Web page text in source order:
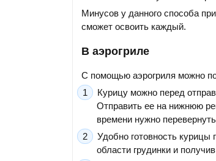
Минусов у данного способа
сможет освоить каждый.
В аэрогриле
С помощью аэрогриля можно
Курицу можно перед
Отправить ее на нижнюю
времени нужно
Удобно готовность
области грудинки и